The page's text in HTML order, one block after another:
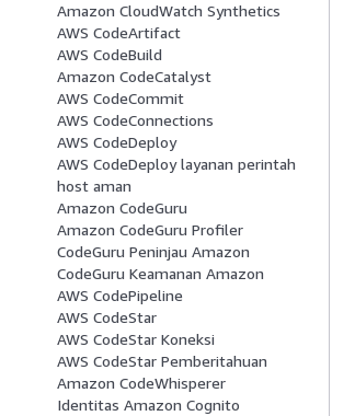
Amazon CloudWatch Synthetics
AWS CodeArtifact
AWS CodeBuild
Amazon CodeCatalyst
AWS CodeCommit
AWS CodeConnections
AWS CodeDeploy
AWS CodeDeploy layanan perintah
host aman
Amazon CodeGuru
Amazon CodeGuru Profiler
CodeGuru Peninjau Amazon
CodeGuru Keamanan Amazon
AWS CodePipeline
AWS CodeStar
AWS CodeStar Koneksi
AWS CodeStar Pemberitahuan
Amazon CodeWhisperer
Identitas Amazon Cognito